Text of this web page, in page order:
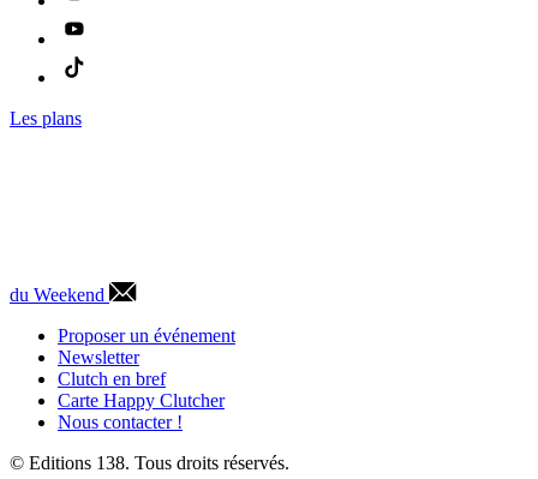
Les plans
du Weekend
Proposer un événement
Newsletter
Clutch en bref
Carte Happy Clutcher
Nous contacter !
© Editions 138. Tous droits réservés.